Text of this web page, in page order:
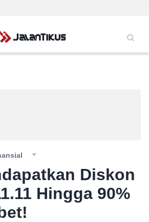
Diskon
Hingga 90%